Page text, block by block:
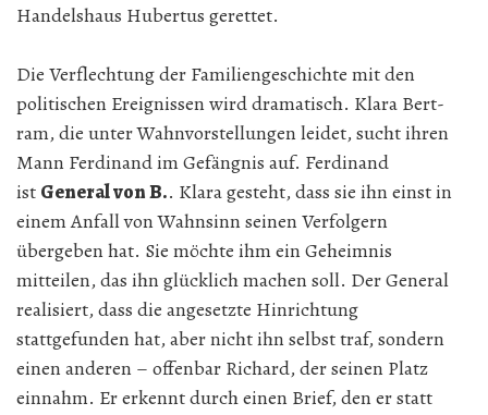
Handelshaus Hubertus gerettet.
Die Verflechtung der Familiengeschichte mit den
politischen Ereignissen wird dramatisch. Klara Bert­
ram, die unter Wahnvorstellungen leidet, sucht ihren
Mann Ferdinand im Gefängnis auf. Ferdinand
ist General von B.. Klara gesteht, dass sie ihn einst in
einem Anfall von Wahnsinn seinen Verfolgern
übergeben hat. Sie möchte ihm ein Geheimnis
mitteilen, das ihn glücklich machen soll. Der General
realisiert, dass die angesetzte Hinrichtung
stattgefunden hat, aber nicht ihn selbst traf, sondern
einen anderen – offenbar Richard, der seinen Platz
einnahm. Er erkennt durch einen Brief, den er statt